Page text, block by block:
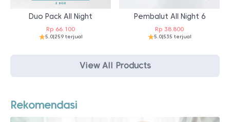
Duo Pack All Night
Rp 66.100
5.0|259 terjual
Pembalut All Night 6
Rp 38.800
5.0|535 terjual
View All Products
Rekomendasi